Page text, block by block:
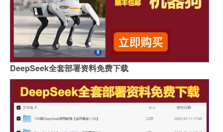
DeepSeek全套部署资料免费下载